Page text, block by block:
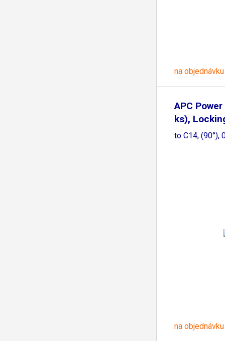
na objednávku
APC
ks),
to C14, (90°),
na objednávku